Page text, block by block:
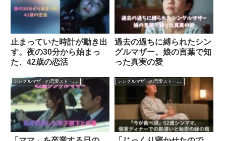
止まっていた時計が動き出
す。夜の30分から始まっ
た、42歳の恋活
過去の過ちに縛られたシン
グルマザー。娘の言葉で知
った真実の愛
シングルマザーの恋愛ストーリー シングルマザーの恋愛ストーリー